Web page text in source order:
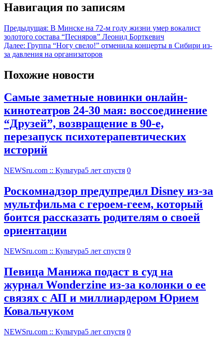
Навигация по записям
Предыдущая: В Минске на 72-м году жизни умер вокалист
золотого состава “Песняров” Леонид Борткевич
Далее: Группа “Ногу свело!” отменила концерты в Сибири из-
за давления на организаторов
Похожие новости
Самые заметные новинки онлайн-
кинотеатров 24-30 мая: воссоединение
“Друзей”, возвращение в 90-е,
перезапуск психотерапевтических
историй
NEWSru.com :: Культура5 лет спустя 0
Роскомнадзор предупредил Disney из-за
мультфильма c героем-геем, который
боится рассказать родителям о своей
ориентации
NEWSru.com :: Культура5 лет спустя 0
Певица Манижа подаст в суд на
журнал Wonderzine из-за колонки о ее
связях с АП и миллиардером Юрием
Ковальчуком
NEWSru.com :: Культура5 лет спустя 0